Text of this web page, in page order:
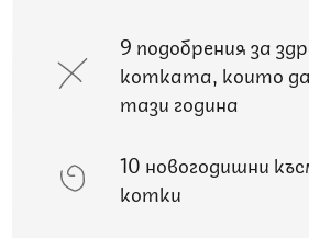
9 подобрения за
котката, които
тази година
10 новогодишни
котки